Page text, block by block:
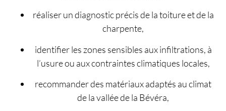
réaliser un diagnostic précis de la toiture et de la
charpente,
identifier les zones sensibles aux infiltrations, à
l’usure ou aux contraintes climatiques locales,
recommander des matériaux adaptés au climat
de la vallée de la Bévéra,